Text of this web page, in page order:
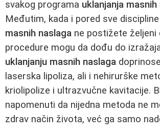
svakog programa uklanjanja masnih
Međutim, kada i pored sve discipline
masnih naslaga ne postižete željeni
procedure mogu da dođu do
uklanjanju masnih naslaga
laserska lipoliza, ali i nehirurške
kriolipolize i ultrazvučne kavitacije.
napomenuti da nijedna metoda ne
zdrav način života, već ga samo